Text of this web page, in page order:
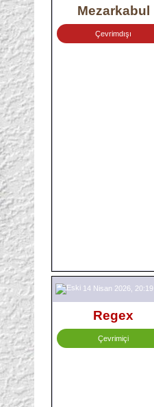
Mezarkabul
Çevrimdışı
14 Nisan 2026, 20:19
Regex
Çevrimiçi